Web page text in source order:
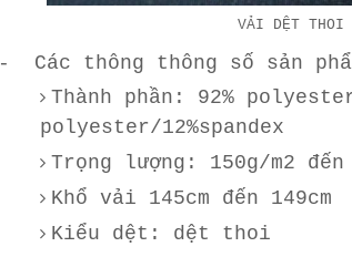
VẢI DỆT THOI
- Các thông thông số sản
Thành phần: 92%
polyester/12%spandex
Trọng lượng: 150g/m2 đến
Khổ vải 145cm đến 149cm
Kiểu dệt: dệt thoi